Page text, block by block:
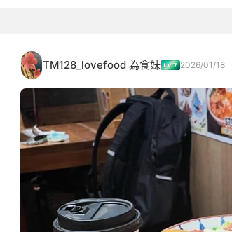
TM128_lovefood 為食妹 2026/01/18